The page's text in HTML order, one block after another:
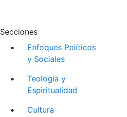
Secciones
Enfoques Políticos
y Sociales
Teología y
Espiritualidad
Cultura